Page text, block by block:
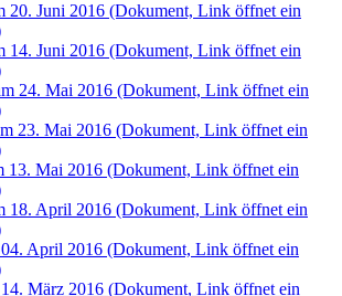
20. Juni 2016 (Dokument, Link öffnet ein
14. Juni 2016 (Dokument, Link öffnet ein
24. Mai 2016 (Dokument, Link öffnet ein
23. Mai 2016 (Dokument, Link öffnet ein
13. Mai 2016 (Dokument, Link öffnet ein
18. April 2016 (Dokument, Link öffnet ein
April 2016 (Dokument, Link öffnet ein
März 2016 (Dokument, Link öffnet ein